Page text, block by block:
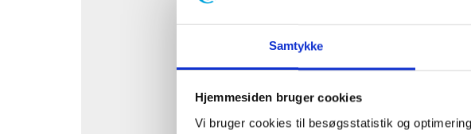
Samtykke
Hjemmesiden bruger cookies
Vi bruger cookies til besøgsstatistik og